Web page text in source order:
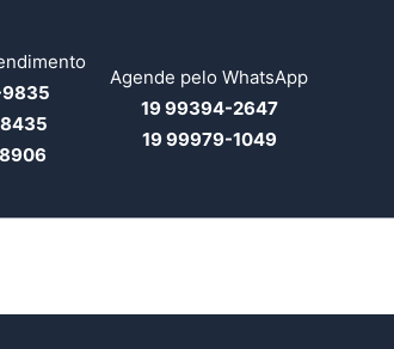
Agende pelo WhatsApp
19 99394-2647
19 99979-1049